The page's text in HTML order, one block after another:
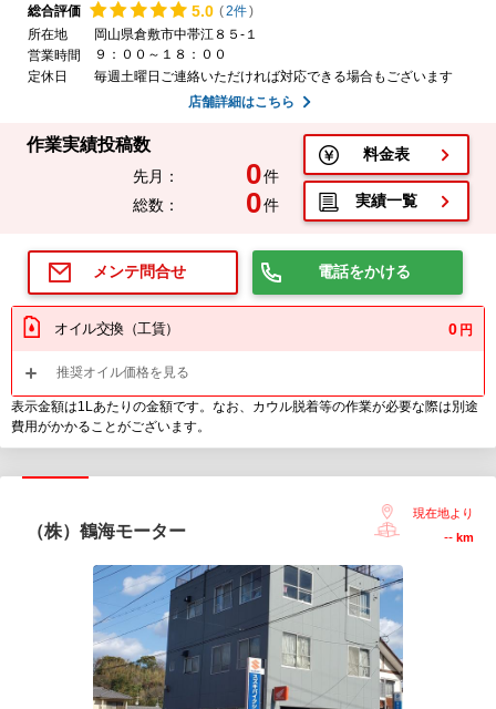
総合評価 5.0 (2件)
所在地
岡山県倉敷市中帯江８５-１
営業時間
９：００～１８：００
定休日
毎週土曜日ご連絡いただければ対応できる場合もございます
店舗詳細はこちら
作業実績投稿数
先月： 0件
総数：
0件
料金表
実績一覧
メンテ問合せ 電話をかける
オイル交換（工賃） 0 円
推奨オイル価格を見る
表示金額は1Lあたりの金額です。なお、カウル脱着等の作業が必要な際は別途
費用がかかることがございます。
（株）鶴海モーター
現在地より
-- km